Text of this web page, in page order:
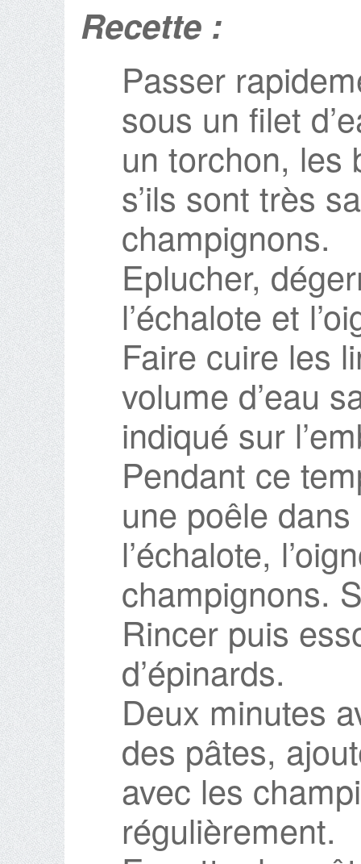
Recette :
Passer
sous un filet
un torchon, les
s’ils sont très
champignons.
Eplucher,
l’échalote et
Faire cuire les
volume d’eau
indiqué sur
Pendant ce
une poêle dans
l’échalote,
champignons.
Rincer puis
d’épinards.
Deux minutes
des pâtes,
avec les
régulièrement.